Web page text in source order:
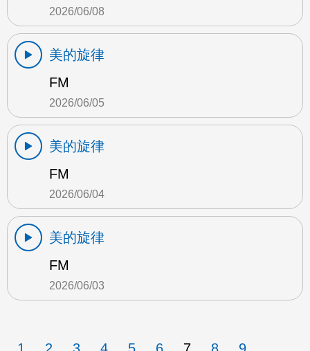
2026/06/08
美的旋律
FM
2026/06/05
美的旋律
FM
2026/06/04
美的旋律
FM
2026/06/03